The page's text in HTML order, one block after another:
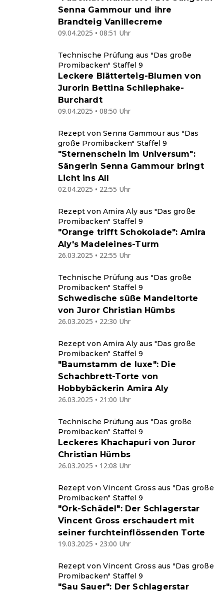
Senna Gammour und ihre
Brandteig Vanillecreme
09.04.2025 • 08:51 Uhr
Technische Prüfung aus "Das große
Promibacken" Staffel 9
Leckere Blätterteig-Blumen von
Jurorin Bettina Schliephake-
Burchardt
09.04.2025 • 08:50 Uhr
Rezept von Senna Gammour aus "Das
große Promibacken" Staffel 9
"Sternenschein im Universum":
Sängerin Senna Gammour bringt
Licht ins All
02.04.2025 • 22:55 Uhr
Rezept von Amira Aly aus "Das große
Promibacken" Staffel 9
"Orange trifft Schokolade": Amira
Aly's Madeleines-Turm
26.03.2025 • 22:55 Uhr
Technische Prüfung aus "Das große
Promibacken" Staffel 9
Schwedische süße Mandeltorte
von Juror Christian Hümbs
26.03.2025 • 22:30 Uhr
Rezept von Amira Aly aus "Das große
Promibacken" Staffel 9
"Baumstamm de luxe": Die
Schachbrett-Torte von
Hobbybäckerin Amira Aly
26.03.2025 • 21:00 Uhr
Technische Prüfung aus "Das große
Promibacken" Staffel 9
Leckeres Khachapuri von Juror
Christian Hümbs
26.03.2025 • 12:08 Uhr
Rezept von Vincent Gross aus "Das große
Promibacken" Staffel 9
"Ork-Schädel": Der Schlagerstar
Vincent Gross erschaudert mit
seiner furchteinflössenden Torte
19.03.2025 • 23:00 Uhr
Rezept von Vincent Gross aus "Das große
Promibacken" Staffel 9
"Sau Sauer": Der Schlagerstar